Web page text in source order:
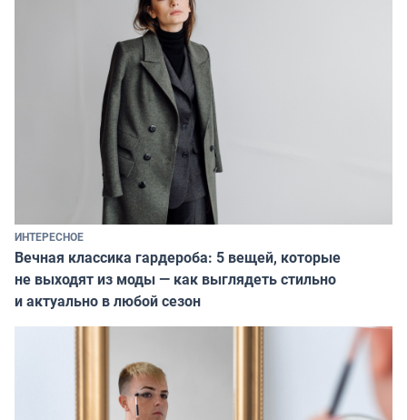
ИНТЕРЕСНОЕ
Вечная классика гардероба: 5 вещей, которые
не выходят из моды — как выглядеть стильно
и актуально в любой сезон